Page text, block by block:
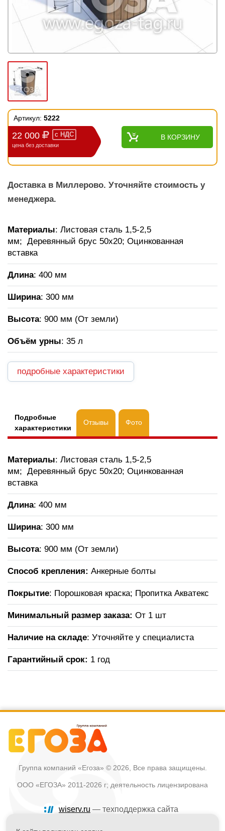
Артикул: 5222
22 000 с НДС
цена без доставки
В КОРЗИНУ
Доставка в Миллерово. Уточняйте стоимость у
менеджера.
Материалы: Листовая сталь 1,5-2,5
мм; Деревянный брус 50х20; Оцинкованная
вставка
Длина: 400 мм
Ширина: 300 мм
Высота: 900 мм (От земли)
Объём урны: 35 л
подробные характеристики
Подробные
характеристики
Отзывы Фото
Материалы: Листовая сталь 1,5-2,5
мм; Деревянный брус 50х20; Оцинкованная
вставка
Длина: 400 мм
Ширина: 300 мм
Высота: 900 мм (От земли)
Способ крепления: Анкерные болты
Покрытие: Порошковая краска; Пропитка Акватекс
Минимальный размер заказа: От 1 шт
Наличие на складе: Уточняйте у специалиста
Гарантийный срок: 1 год
Группа компаний «Егоза» © 2026, Все права защищены.
ООО «ЕГОЗА» 2011-2026 г; деятельность лицензирована
wiserv.ru — техподдержка сайта
Политика в отношении обработки персональных данных